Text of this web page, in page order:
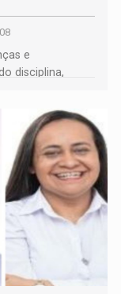
e
disciplina,